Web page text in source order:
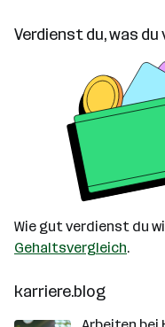
Verdienst du, was
Wie gut verdienst du
Gehaltsvergleich.
karriere.blog